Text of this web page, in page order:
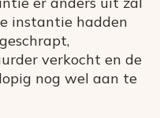
instantie hadden
verkocht en de
nog wel aan te